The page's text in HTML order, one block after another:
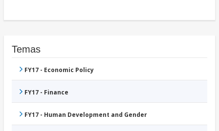
Temas
FY17 - Economic Policy
FY17 - Finance
FY17 - Human Development and Gender